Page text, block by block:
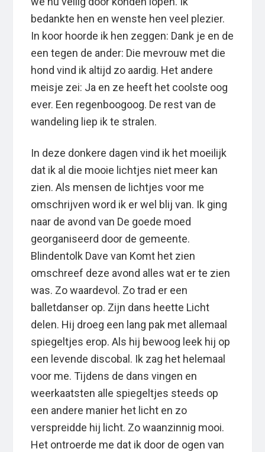
bedankte hen en wenste hen veel plezier.
In koor hoorde ik hen zeggen: Dank je en de
een tegen de ander: Die mevrouw met die
hond vind ik altijd zo aardig. Het andere
meisje zei: Ja en ze heeft het coolste oog
ever. Een regenboogoog. De rest van de
wandeling liep ik te stralen.
In deze donkere dagen vind ik het moeilijk
dat ik al die mooie lichtjes niet meer kan
zien. Als mensen de lichtjes voor me
omschrijven word ik er wel blij van. Ik ging
naar de avond van De goede moed
georganiseerd door de gemeente.
Blindentolk Dave van Komt het zien
omschreef deze avond alles wat er te zien
was. Zo waardevol. Zo trad er een
balletdanser op. Zijn dans heette Licht
delen. Hij droeg een lang pak met allemaal
spiegeltjes erop. Als hij bewoog leek hij op
een levende discobal. Ik zag het helemaal
voor me. Tijdens de dans vingen en
weerkaatsten alle spiegeltjes steeds op
een andere manier het licht en zo
verspreidde hij licht. Zo waanzinnig mooi.
Het ontroerde me dat ik door de ogen van